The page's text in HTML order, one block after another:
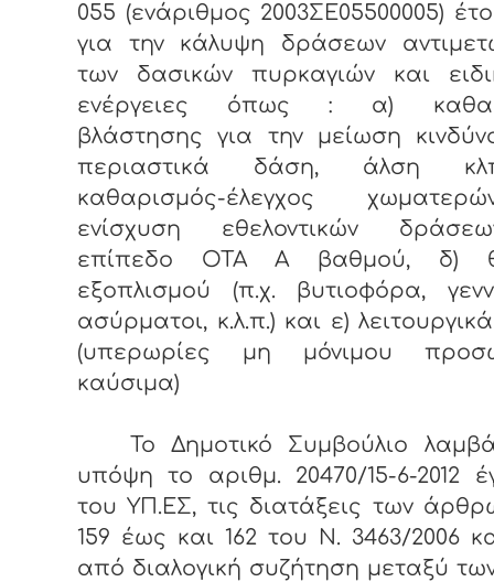
055 (ενάριθμος 2003ΣΕ05500005)
για την κάλυψη δράσεων
των δασικών πυρκαγιών και
ενέργειες όπως : α)
βλάστησης για την μείωση
περιαστικά δάση, άλση
καθαρισμός-έλεγχος
ενίσχυση εθελοντικών
επίπεδο ΟΤΑ Α βαθμού, δ)
εξοπλισμού (π.χ. βυτιοφόρα,
ασύρματοι, κ.λ.π.) και ε)
(υπερωρίες μη μόνιμου
καύσιμα)
Το Δημοτικό Συμβούλιο
υπόψη το αριθμ. 20470/15-6-2012
του ΥΠ.ΕΣ, τις διατάξεις των
159 έως και 162 του Ν. 3463/2006
από διαλογική συζήτηση μεταξύ